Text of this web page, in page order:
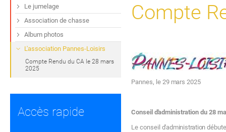
Compte
Pannes, le 29 mars 2025
Conseil dadministrationdu 28
Le conseil d'administration débute
Le jumelage
Association de chasse
Album photos
L'association Pannes-Loisirs
Compte Rendu du CA le 28 mars
2025
Accès rapide